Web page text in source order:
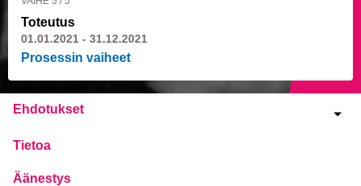
Toteutus
01.01.2021 - 31.12.2021
Prosessin vaiheet
Ehdotukset
Tietoa
Äänestys